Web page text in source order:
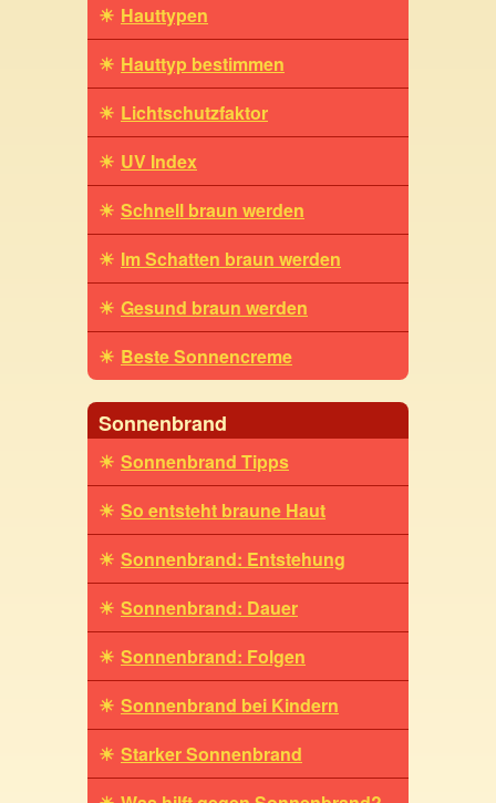
Hauttypen
Hauttyp bestimmen
Lichtschutzfaktor
UV Index
Schnell braun werden
Im Schatten braun werden
Gesund braun werden
Beste Sonnencreme
Sonnenbrand
Sonnenbrand Tipps
So entsteht braune Haut
Sonnenbrand: Entstehung
Sonnenbrand: Dauer
Sonnenbrand: Folgen
Sonnenbrand bei Kindern
Starker Sonnenbrand